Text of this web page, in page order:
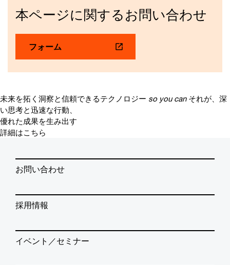
本ページに関するお問い合わせ
フォーム
未来を拓く洞察と信頼できるテクノロジー so you can それが、深
い思考と迅速な行動、
優れた成果を生み出す
詳細はこちら
お問い合わせ
採用情報
イベント／セミナー